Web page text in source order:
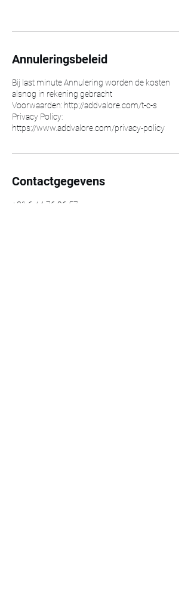
Annuleringsbeleid
Bij last minute Annulering worden de kosten
alsnog in rekening gebracht
Voorwaarden: http://addvalore.com/t-c-s
Privacy Policy:
https://www.addvalore.com/privacy-policy
Contactgegevens
+31 6 44 76 26 57